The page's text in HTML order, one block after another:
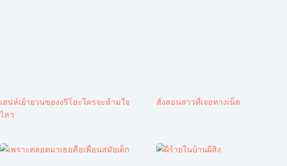
เสน่ห์เย้ายวนของงริโอะใครจะห้ามใจ
ไหว
สั่งสอนสาวที่เจอทางเน็ต